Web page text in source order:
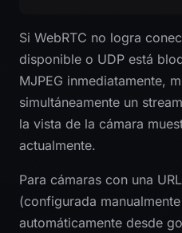
Si WebRTC no logra
disponible o UDP está
MJPEG inmediatamente,
simultáneamente un
la vista de la cámara
actualmente.
Para cámaras con una
(configurada
automáticamente desde